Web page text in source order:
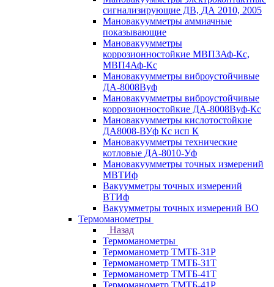
сигнализирующие ДВ, ДА 2010, 2005
Мановакуумметры аммиачные
показывающие
Мановакуумметры
коррозионностойкие МВП3Аф-Кс,
МВП4Аф-Кс
Мановакуумметры виброустойчивые
ДА-8008Вуф
Мановакуумметры виброустойчивые
коррозионностойкие ДА-8008Вуф-Кс
Мановакуумметры кислотостойкие
ДА8008-ВУф Кс исп К
Мановакуумметры технические
котловые ДА-8010-Уф
Мановакуумметры точных измерений
МВТИф
Вакуумметры точных измерений
ВТИф
Вакуумметры точных измерений ВО
Термоманометры
Назад
Термоманометры
Термоманометр ТМТБ-31Р
Термоманометр ТМТБ-31Т
Термоманометр ТМТБ-41Т
Термоманометр ТМТБ-41Р